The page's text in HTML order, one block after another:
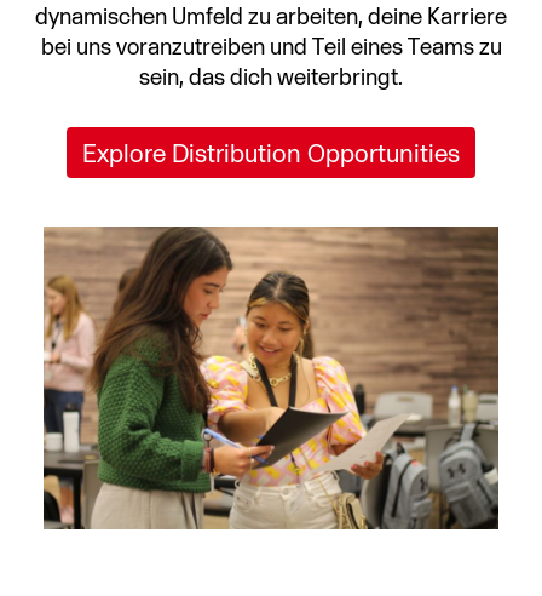
dynamischen Umfeld zu arbeiten, deine Karriere
bei uns voranzutreiben und Teil eines Teams zu
sein, das dich weiterbringt.
Explore Distribution Opportunities